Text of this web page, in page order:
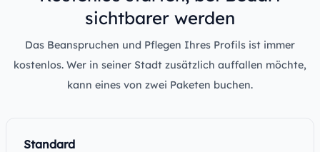
sichtbarer werden
Das Beanspruchen und Pflegen Ihres Profils ist immer
kostenlos. Wer in seiner Stadt zusätzlich auffallen möchte,
kann eines von zwei Paketen buchen.
Standard